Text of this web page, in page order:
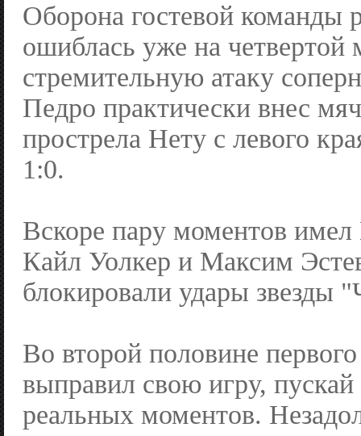
Оборона гостевой команды
ошиблась уже на четвертой
стремительную атаку
Педро практически внес
прострела Нету с левого
1:0.
Вскоре пару моментов
Кайл Уолкер и Максим
блокировали удары звезды
Во второй половине
выправил свою игру, пускай
реальных моментов.